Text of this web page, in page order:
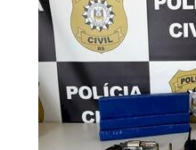
EDITAIS
CONTATO
A FOLHA REGIONAL DIGITAL